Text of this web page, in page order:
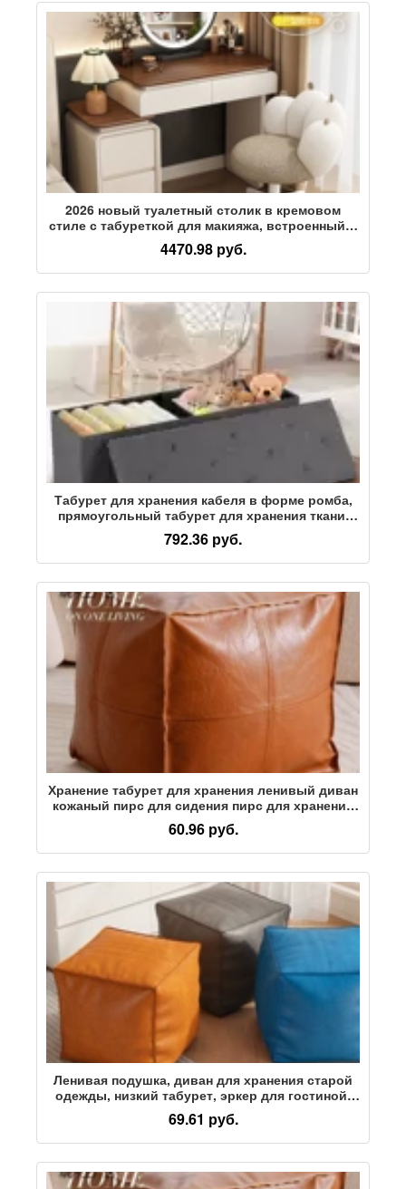
2026 новый туалетный столик в кремовом
стиле с табуреткой для макияжа, встроенный в
спальню для хранения вещей в небольшой
квартире, легкий роскошный
многофункциональный столик для макияжа
4470.98 руб.
Табурет для хранения кабеля в форме ромба,
прямоугольный табурет для хранения ткани,
табурет для дивана большой вместимости в
гостиной, трансграничный складной табурет
для смены обуви
792.36 руб.
Хранение табурет для хранения ленивый диван
кожаный пирс для сидения пирс для хранения
бытовой сумки для хранения пылезащитный
ленивые люди могут сидеть на старой одежде.
60.96 руб.
Ленивая подушка, диван для хранения старой
одежды, низкий табурет, эркер для гостиной,
скамеечка для ног, марокканская кожа
69.61 руб.